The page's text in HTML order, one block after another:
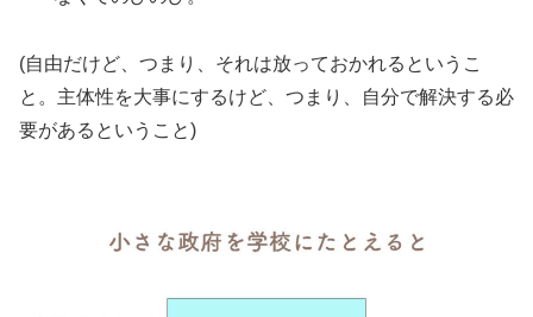
(自由だけど、つまり、それは放っておかれるというこ
と。主体性を大事にするけど、つまり、自分で解決する必
要があるということ)